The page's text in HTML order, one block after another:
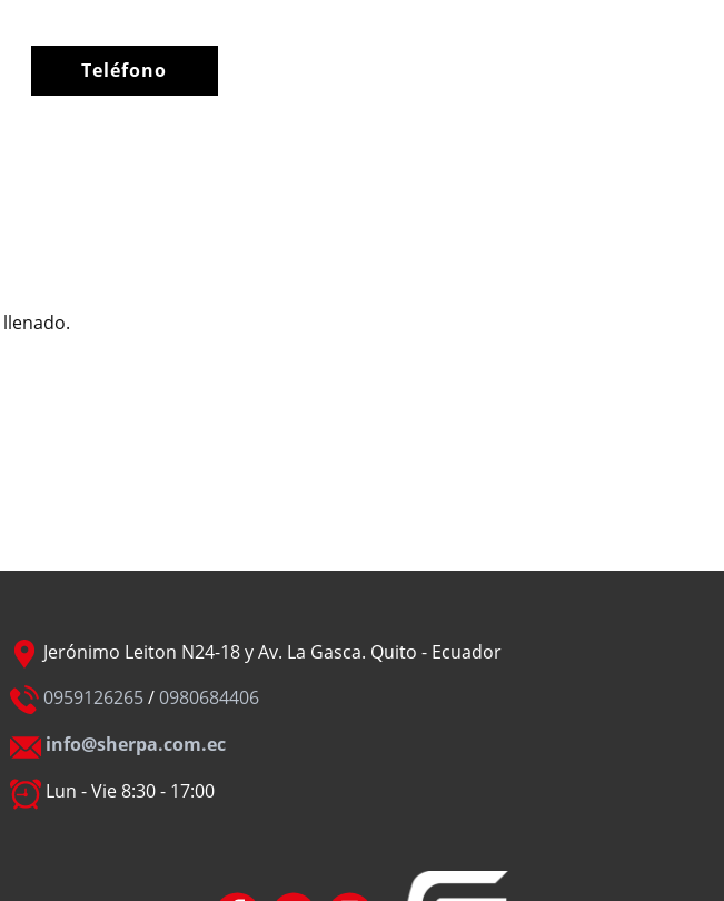
Teléfono
Jerónimo Leiton N24-18 y Av. La Gasca. Quito - Ecuador
0959126265/0980684406
info@sherpa.com.ec
Lun - Vie 8:30 - 17:00